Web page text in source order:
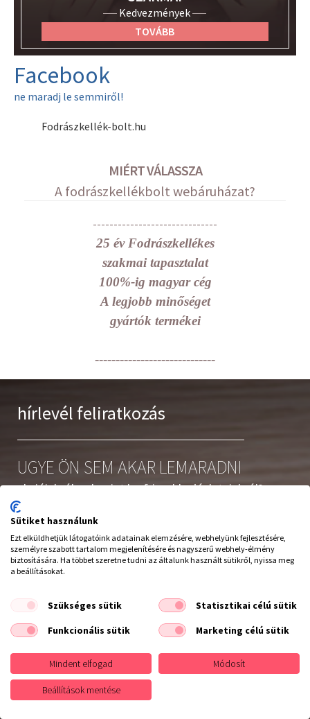
Kedvezmények
TOVÁBB
Facebook
ne maradj le semmiről!
Fodrászkellék-bolt.hu
MIÉRT VÁLASSZA
A fodrászkellékbolt webáruházat?
------------------------------
25 év Fodrászkellékes
szakmai tapasztalat
100%-ig magyar cég
A legjobb minőséget
gyártók termékei
-----------------------------
hírlevél feliratkozás
UGYE ÖN SEM AKAR LEMARADNI
akcióinkról, valamint legfrissebb ajánlatainkról?
Iratkozzon fel hírlevelünkre
Elolvastam és elfogadom azadatvédelmi szabályzatot
Leiratkozás a hírlevélről
Feliratkozás
Sütiket használunk
Ezt elküldhetjük látogatóink adatainak elemzésére, webhelyünk fejlesztésére,
személyre szabott tartalom megjelenítésére és nagyszerű webhely-élmény
biztosítására. Ha többet szeretne tudni az általunk használt sütikről, nyissa meg
a beállításokat.
Szükséges sütik
Statisztikai célú sütik
Funkcionális sütik
Marketing célú sütik
Mindent elfogad Módosít
Beállítások mentése